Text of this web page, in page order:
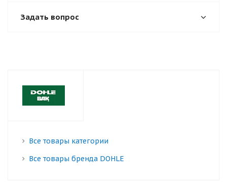
Задать вопрос
Все товары категории
Все товары бренда DOHLE